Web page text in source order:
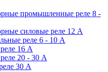
промышленные реле 8 -
силовые реле 12 A
реле 6 - 10 A
16 A
20 - 30 A
30 A